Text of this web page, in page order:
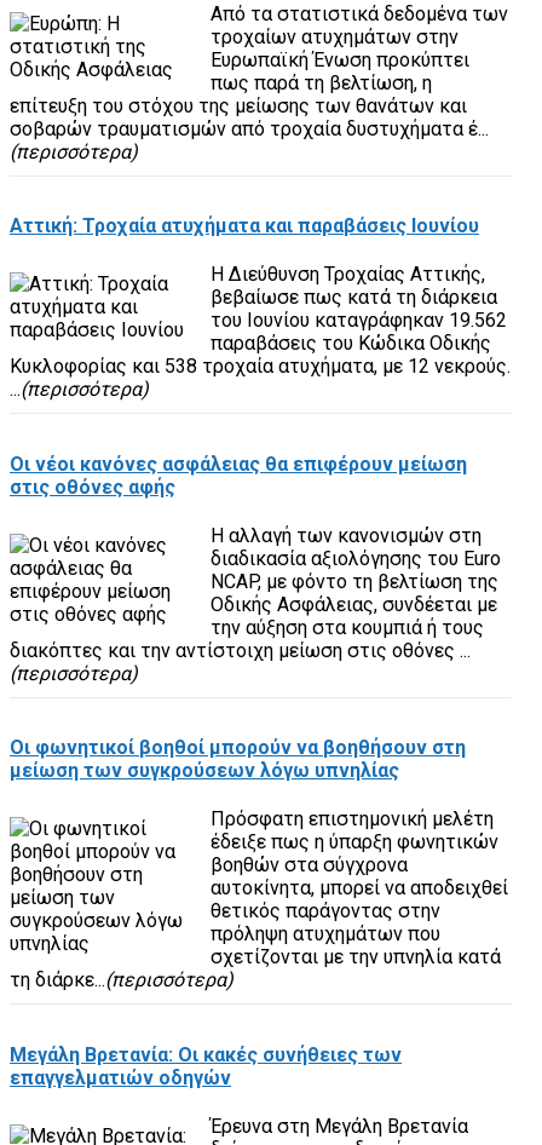
Από τα στατιστικά δεδομένα των
τροχαίων ατυχημάτων στην
Ευρωπαϊκή Ένωση προκύπτει
πως παρά τη βελτίωση, η
επίτευξη του στόχου της μείωσης των θανάτων και
σοβαρών τραυματισμών από τροχαία δυστυχήματα έ...
(περισσότερα)
Αττική: Τροχαία ατυχήματα και παραβάσεις Ιουνίου
Η Διεύθυνση Τροχαίας Αττικής,
βεβαίωσε πως κατά τη διάρκεια
του Ιουνίου καταγράφηκαν 19.562
παραβάσεις του Κώδικα Οδικής
Κυκλοφορίας και 538 τροχαία ατυχήματα, με 12 νεκρούς.
...(περισσότερα)
Οι νέοι κανόνες ασφάλειας θα επιφέρουν μείωση
στις οθόνες αφής
Η αλλαγή των κανονισμών στη
διαδικασία αξιολόγησης του Euro
NCAP, με φόντο τη βελτίωση της
Οδικής Ασφάλειας, συνδέεται με
την αύξηση στα κουμπιά ή τους
διακόπτες και την αντίστοιχη μείωση στις οθόνες ...
(περισσότερα)
Οι φωνητικοί βοηθοί μπορούν να βοηθήσουν στη
μείωση των συγκρούσεων λόγω υπνηλίας
Πρόσφατη επιστημονική μελέτη
έδειξε πως η ύπαρξη φωνητικών
βοηθών στα σύγχρονα
αυτοκίνητα, μπορεί να αποδειχθεί
θετικός παράγοντας στην
πρόληψη ατυχημάτων που
σχετίζονται με την υπνηλία κατά
τη διάρκε...(περισσότερα)
Μεγάλη Βρετανία: Οι κακές συνήθειες των
επαγγελματιών οδηγών
Έρευνα στη Μεγάλη Βρετανία